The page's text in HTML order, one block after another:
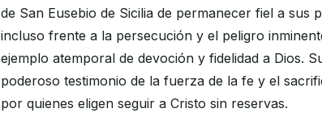
de San Eusebio de Sicilia de permanecer fiel a sus
incluso frente a la persecución y el peligro
ejemplo atemporal de devoción y fidelidad a Dios.
poderoso testimonio de la fuerza de la fe y el
por quienes eligen seguir a Cristo sin reservas.